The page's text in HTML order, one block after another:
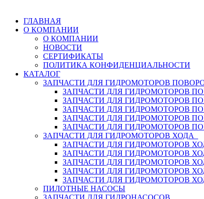
ГЛАВНАЯ
О КОМПАНИИ
О КОМПАНИИ
НОВОСТИ
СЕРТИФИКАТЫ
ПОЛИТИКА КОНФИДЕНЦИАЛЬНОСТИ
КАТАЛОГ
ЗАПЧАСТИ ДЛЯ ГИДРОМОТОРОВ
ЗАПЧАСТИ ДЛЯ ГИДРОМОТОРОВ
ЗАПЧАСТИ ДЛЯ ГИДРОМОТОРОВ
ЗАПЧАСТИ ДЛЯ ГИДРОМОТОРОВ
ЗАПЧАСТИ ДЛЯ ГИДРОМОТОРОВ
ЗАПЧАСТИ ДЛЯ ГИДРОМОТОРОВ
ЗАПЧАСТИ ДЛЯ ГИДРОМОТОРОВ ХОДА
ЗАПЧАСТИ ДЛЯ ГИДРОМОТОРОВ
ЗАПЧАСТИ ДЛЯ ГИДРОМОТОРОВ
ЗАПЧАСТИ ДЛЯ ГИДРОМОТОРОВ
ЗАПЧАСТИ ДЛЯ ГИДРОМОТОРОВ
ЗАПЧАСТИ ДЛЯ ГИДРОМОТОРОВ
ПИЛОТНЫЕ НАСОСЫ
ЗАПЧАСТИ ДЛЯ ГИДРОНАСОСОВ